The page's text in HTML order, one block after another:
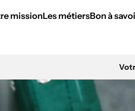
missionLes métiersBon à